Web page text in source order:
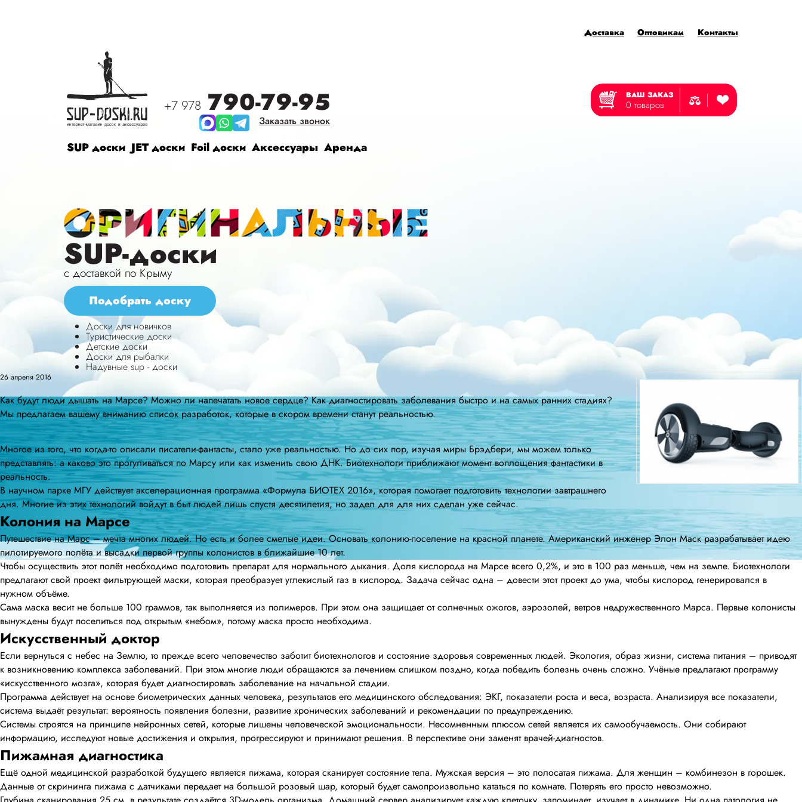
Доставка Оптовикам Контакты
+7 978 790-79-95
Заказать звонок
ВАШ ЗАКАЗ
0 товаров
SUP доски JET доски Foil доски Аксессуары Аренда
SUP-доски
с доставкой по Крыму
Подобрать доску
Доски для новичков
Туристические доски
Детские доски
Доски для рыбалки
Надувные sup - доски
26 апреля 2016
Как будут люди дышать на Марсе? Можно ли напечатать новое сердце? Как диагностировать заболевания быстро и на самых ранних стадиях?
Мы предлагаем вашему вниманию список разработок, которые в скором времени станут реальностью.
Многое из того, что когда-то описали писатели-фантасты, стало уже реальностью. Но до сих пор, изучая миры Брэдбери, мы можем только
представлять: а каково это прогуливаться по Марсу или как изменить свою ДНК. Биотехнологи приближают момент воплощения фантастики в
реальность.
В научном парке МГУ действует акселерационная программа «Формула БИОТЕХ 2016», которая помогает подготовить технологии завтрашнего
дня. Многие из этих технологий войдут в быт людей лишь спустя десятилетия, но задел для для них сделан уже сейчас.
Колония на Марсе
Путешествие на Марс – мечта многих людей. Но есть и более смелые идеи. Основать колонию-поселение на красной планете. Американский инженер Элон Маск разрабатывает идею
пилотируемого полёта и высадки первой группы колонистов в ближайшие 10 лет.
Чтобы осуществить этот полёт необходимо подготовить препарат для нормального дыхания. Доля кислорода на Марсе всего 0,2%, и это в 100 раз меньше, чем на земле. Биотехнологи
предлагают свой проект фильтрующей маски, которая преобразует углекислый газ в кислород. Задача сейчас одна – довести этот проект до ума, чтобы кислород генерировался в
нужном объёме.
Сама маска весит не больше 100 граммов, так выполняется из полимеров. При этом она защищает от солнечных ожогов, аэрозолей, ветров недружественного Марса. Первые колонисты
вынуждены будут поселиться под открытым «небом», потому маска просто необходима.
Искусственный доктор
Если вернуться с небес на Землю, то прежде всего человечество заботит биотехнологов и состояние здоровья современных людей. Экология, образ жизни, система питания – приводят
к возникновению комплекса заболеваний. При этом многие люди обращаются за лечением слишком поздно, когда победить болезнь очень сложно. Учёные предлагают программу
«искусственного мозга», которая будет диагностировать заболевание на начальной стадии.
Программа действует на основе биометрических данных человека, результатов его медицинского обследования: ЭКГ, показатели роста и веса, возраста. Анализируя все показатели,
система выдаёт результат: вероятность появления болезни, развитие хронических заболеваний и рекомендации по предупреждению.
Системы строятся на принципе нейронных сетей, которые лишены человеческой эмоциональности. Несомненным плюсом сетей является их самообучаемость. Они собирают
информацию, исследуют новые достижения и открытия, прогрессируют и принимают решения. В перспективе они заменят врачей-диагностов.
Пижамная диагностика
Ещё одной медицинской разработкой будущего является пижама, которая сканирует состояние тела. Мужская версия – это полосатая пижама. Для женщин – комбинезон в горошек.
Данные от скрининга пижама с датчиками передает на большой розовый шар, который будет самопроизвольно кататься по комнате. Потерять его просто невозможно.